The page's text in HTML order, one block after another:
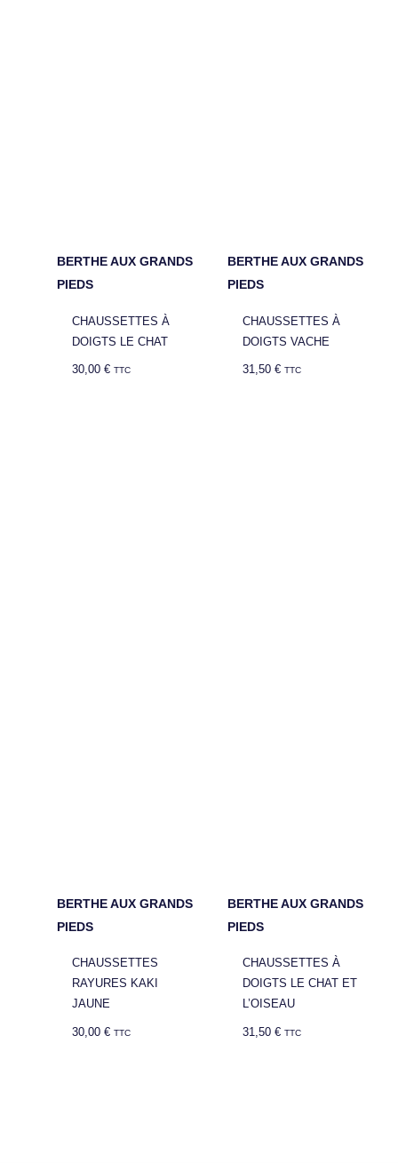
BERTHE AUX GRANDS
PIEDS
CHAUSSETTES À
DOIGTS LE CHAT
30,00€ TTC
BERTHE AUX GRANDS
PIEDS
CHAUSSETTES À
DOIGTS VACHE
31,50€ TTC
BERTHE AUX GRANDS
PIEDS
CHAUSSETTES
RAYURES KAKI
JAUNE
30,00€ TTC
BERTHE AUX GRANDS
PIEDS
CHAUSSETTES À
DOIGTS LE CHAT ET
L’OISEAU
31,50€ TTC